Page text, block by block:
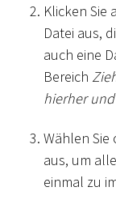
Klicken Sie
Datei aus,
auch eine
Bereich
hierher
Wählen Sie
aus, um
einmal zu